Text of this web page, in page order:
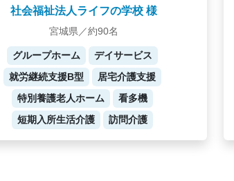
社会福祉法人ライフの学校 様
宮城県／約90名
グループホーム
デイサービス
就労継続支援B型
居宅介護支援
特別養護老人ホーム
看多機
短期入所生活介護
訪問介護